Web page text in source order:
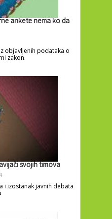
ankete nema ko da
objavljenih podataka o
zakon.
svojih timova
i izostanak javnih debata